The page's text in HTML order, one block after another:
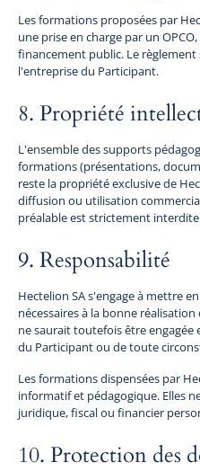
Les formations proposées par
une prise en charge par un
financement public. Le
l'entreprise du Participant.
8. Propriété
L'ensemble des supports
formations (présentations,
reste la propriété exclusive de
diffusion ou utilisation
préalable est strictement
9. Responsabilité
Hectelion SA s'engage à mettre
nécessaires à la bonne
ne saurait toutefois être engagée
du Participant ou de toute
Les formations dispensées par
informatif et pédagogique. Elles
juridique, fiscal ou financier
10. Protection des